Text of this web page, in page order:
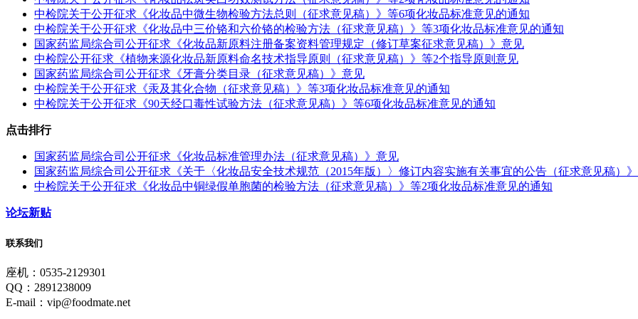
中检院关于公开征求《化妆品中微生物检验方法总则（征求意见稿）》等6项化妆品标准意见的通知
中检院关于公开征求《化妆品中三价铬和六价铬的检验方法（征求意见稿）》等3项化妆品标准意见的通知
国家药监局综合司公开征求《化妆品新原料注册备案资料管理规定（修订草案征求意见稿）》意见
中检院公开征求《植物来源化妆品新原料命名技术指导原则（征求意见稿）》等2个指导原则意见
国家药监局综合司公开征求《牙膏分类目录（征求意见稿）》意见
中检院关于公开征求《汞及其化合物（征求意见稿）》等3项化妆品标准意见的通知
中检院关于公开征求《90天经口毒性试验方法（征求意见稿）》等6项化妆品标准意见的通知
点击排行
国家药监局综合司公开征求《化妆品标准管理办法（征求意见稿）》意见
国家药监局综合司公开征求《关于〈化妆品安全技术规范（2015年版）〉修订内容实施有关事宜的公告（征求意见稿）
中检院关于公开征求《化妆品中铜绿假单胞菌的检验方法（征求意见稿）》等2项化妆品标准意见的通知
论坛新贴
联系我们
座机：0535-2129301
QQ：2891238009
E-mail：vip@foodmate.net